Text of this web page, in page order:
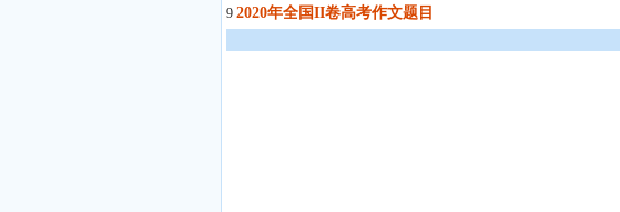
9 2020年全国II卷高考作文题目